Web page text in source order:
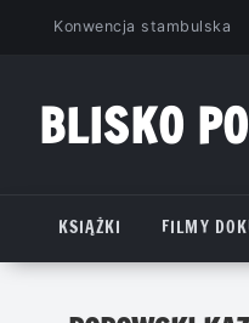
PrzejdźKonwencja stambulska
BLISKO
KSIĄŻKI
FILMY